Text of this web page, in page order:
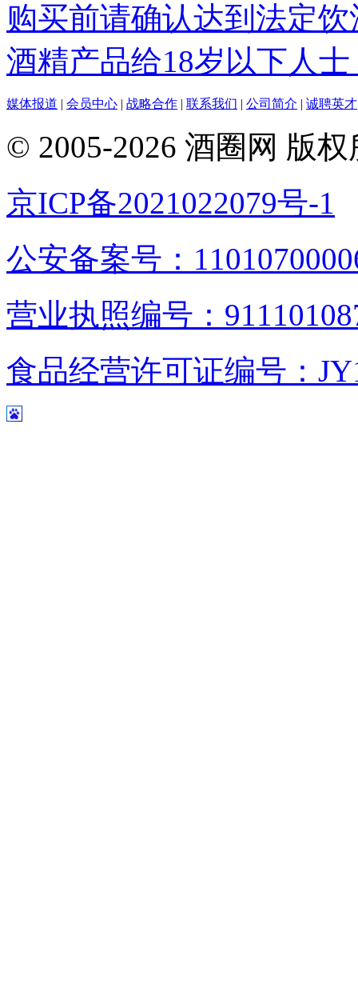
购买前请确认达到法定
酒精产品给18岁以下人士
媒体报道 | 会员中心 | 战略合作 | 联系我们 | 公司简介 | 诚聘英才
© 2005-2026 酒圈网 版
京ICP备2021022079号-1
公安备案号：
营业执照编号：
食品经营许可证编号：